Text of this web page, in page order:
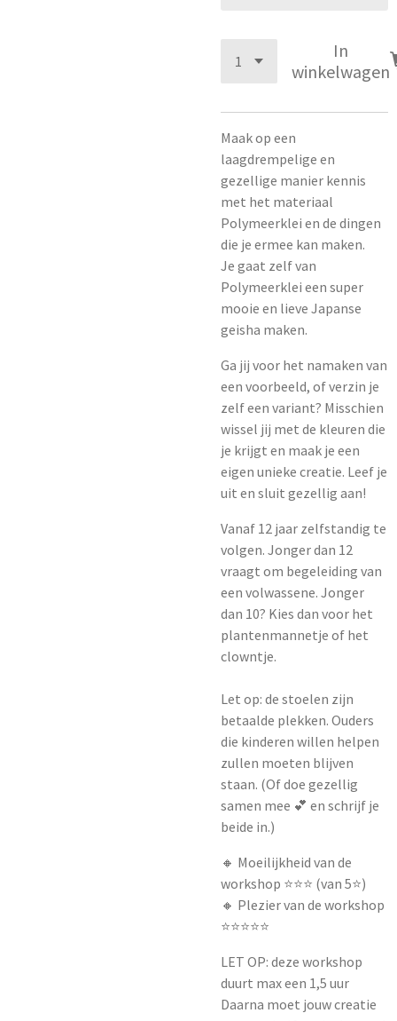
In
winkelwagen
Maak op een
laagdrempelige en
gezellige manier kennis
met het materiaal
Polymeerklei en de dingen
die je ermee kan maken.
Je gaat zelf van
Polymeerklei een super
mooie en lieve Japanse
geisha maken.
Ga jij voor het namaken van
een voorbeeld, of verzin je
zelf een variant? Misschien
wissel jij met de kleuren die
je krijgt en maak je een
eigen unieke creatie. Leef je
uit en sluit gezellig aan!
Vanaf 12 jaar zelfstandig te
volgen. Jonger dan 12
vraagt om begeleiding van
een volwassene. Jonger
dan 10? Kies dan voor het
plantenmannetje of het
clowntje.
Let op: de stoelen zijn
betaalde plekken. Ouders
die kinderen willen helpen
zullen moeten blijven
staan. (Of doe gezellig
samen mee 💕 en schrijf je
beide in.)
🔸 Moeilijkheid van de
workshop ⭐️⭐️⭐️ (van 5⭐️)
🔸 Plezier van de workshop
⭐️⭐️⭐️⭐️⭐️
LET OP: deze workshop
duurt max een 1,5 uur
Daarna moet jouw creatie